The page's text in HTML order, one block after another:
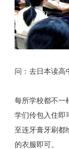
问：去日本读高
每所学校都不一
学们伶包入住即
至连牙膏牙刷都
的衣服即可。